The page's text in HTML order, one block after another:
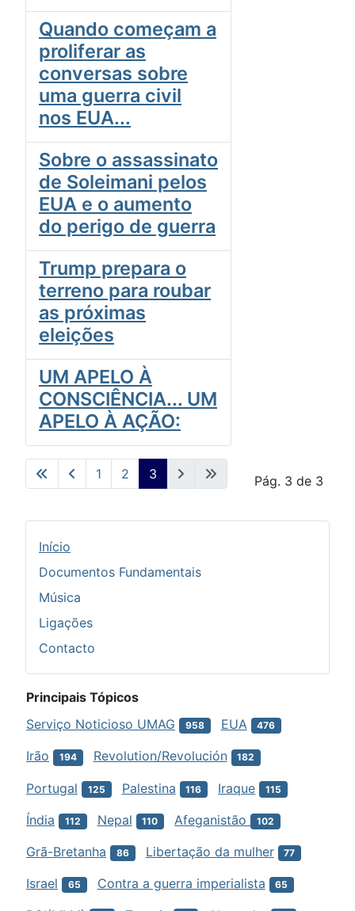
Quando começam a
proliferar as
conversas sobre
uma guerra civil
nos EUA...
Sobre o assassinato
de Soleimani pelos
EUA e o aumento
do perigo de guerra
Trump prepara o
terreno para roubar
as próximas
eleições
UM APELO À
CONSCIÊNCIA... UM
APELO À AÇÃO:
Pág. 3 de 3
1 2 3
Início
Documentos Fundamentais
Música
Ligações
Contacto
Principais Tópicos
Serviço Noticioso UMAG
958 EUA 476
Irão 194 Revolution/Revolución 182
Portugal 125 Palestina 116 Iraque 115
Índia 112 Nepal 110 Afeganistão 102
Grã-Bretanha 86 Libertação da mulher 77
Israel 65 Contra a guerra imperialista 65